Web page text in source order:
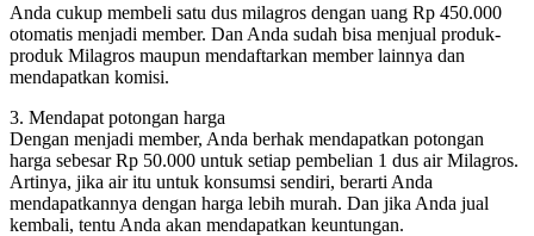
Anda cukup membeli satu dus milagros dengan uang Rp 450.000
otomatis menjadi member. Dan Anda sudah bisa menjual produk-
produk Milagros maupun mendaftarkan member lainnya dan
mendapatkan komisi.
3. Mendapat potongan harga
Dengan menjadi member, Anda berhak mendapatkan potongan
harga sebesar Rp 50.000 untuk setiap pembelian 1 dus air Milagros.
Artinya, jika air itu untuk konsumsi sendiri, berarti Anda
mendapatkannya dengan harga lebih murah. Dan jika Anda jual
kembali, tentu Anda akan mendapatkan keuntungan.